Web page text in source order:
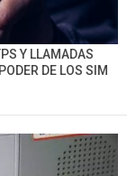
Y LLAMADAS
DE LOS SIM